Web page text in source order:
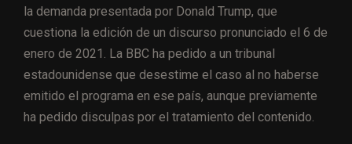
la demanda presentada por Donald Trump, que
cuestiona la edición de un discurso pronunciado el 6 de
enero de 2021. La BBC ha pedido a un tribunal
estadounidense que desestime el caso al no haberse
emitido el programa en ese país, aunque previamente
ha pedido disculpas por el tratamiento del contenido.